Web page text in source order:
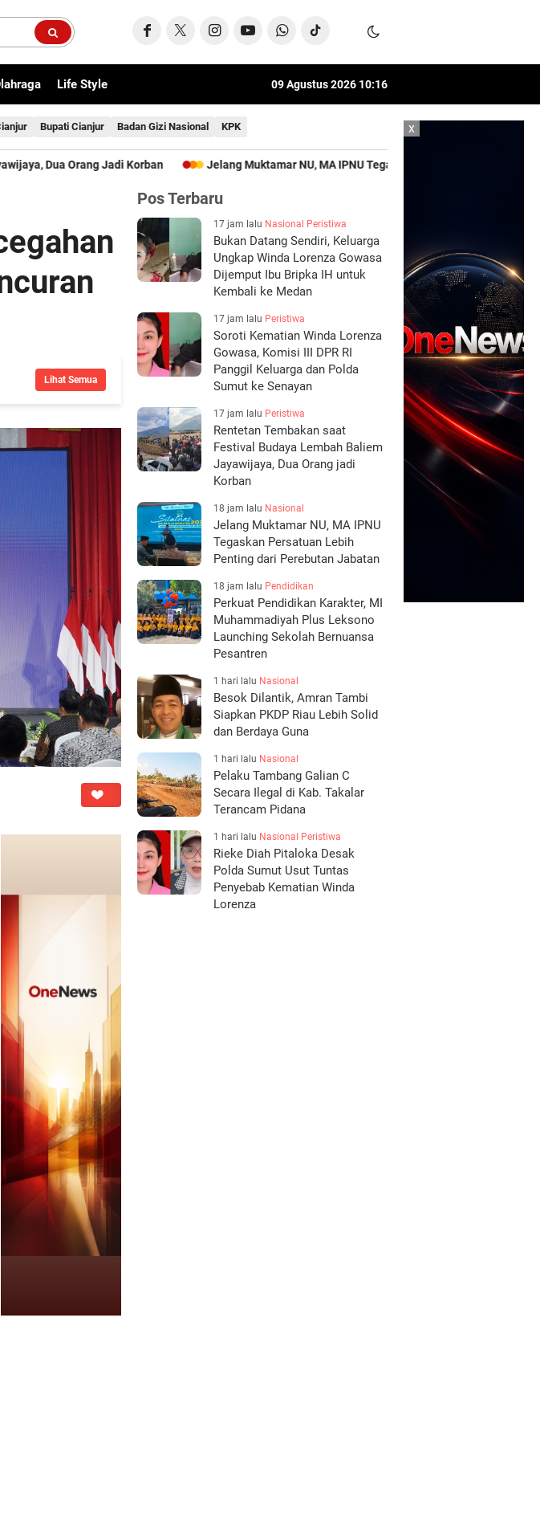
Life Style 09 Agustus 2026 10:16
Bupati Cianjur Badan Gizi Nasional KPK
Korban Jelang Muktamar NU, MA IPNU Tegaskan Persatuan Lebih Penting Dari Perebutan
Lihat Semua
Pos Terbaru
17 jam lalu Nasional Peristiwa
Bukan Datang Sendiri, Keluarga
Ungkap Winda Lorenza Gowasa
Dijemput Ibu Bripka IH untuk
Kembali ke Medan
17 jam lalu Peristiwa
Soroti Kematian Winda Lorenza
Gowasa, Komisi III DPR RI
Panggil Keluarga dan Polda
Sumut ke Senayan
17 jam lalu Peristiwa
Rentetan Tembakan saat
Festival Budaya Lembah Baliem
Jayawijaya, Dua Orang jadi
Korban
18 jam lalu Nasional
Jelang Muktamar NU, MA IPNU
Tegaskan Persatuan Lebih
Penting dari Perebutan Jabatan
18 jam lalu Pendidikan
Perkuat Pendidikan Karakter, MI
Muhammadiyah Plus Leksono
Launching Sekolah Bernuansa
Pesantren
1 hari lalu Nasional
Besok Dilantik, Amran Tambi
Siapkan PKDP Riau Lebih Solid
dan Berdaya Guna
1 hari lalu Nasional
Pelaku Tambang Galian C
Secara Ilegal di Kab. Takalar
Terancam Pidana
1 hari lalu Nasional Peristiwa
Rieke Diah Pitaloka Desak
Polda Sumut Usut Tuntas
Penyebab Kematian Winda
Lorenza
x